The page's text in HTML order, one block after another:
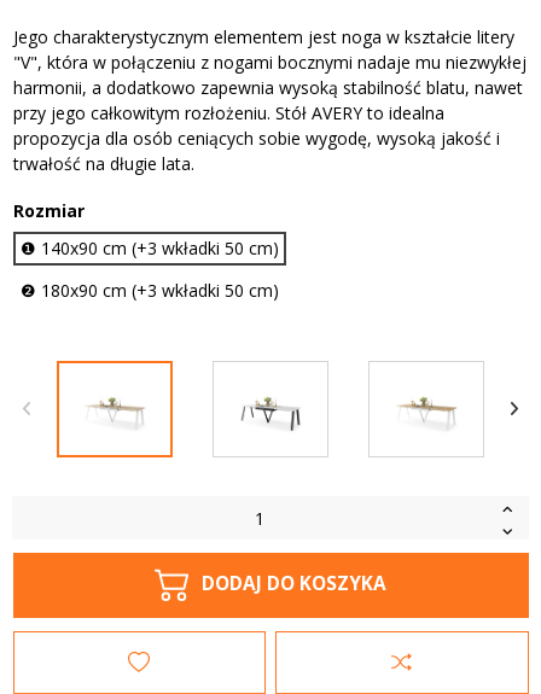
Jego charakterystycznym elementem jest noga w kształcie litery
"V", która w połączeniu z nogami bocznymi nadaje mu niezwykłej
harmonii, a dodatkowo zapewnia wysoką stabilność blatu, nawet
przy jego całkowitym rozłożeniu. Stół AVERY to idealna
propozycja dla osób ceniących sobie wygodę, wysoką jakość i
trwałość na długie lata.
Rozmiar
❶ 140x90 cm (+3 wkładki 50 cm)
❷ 180x90 cm (+3 wkładki 50 cm)
DODAJ DO KOSZYKA